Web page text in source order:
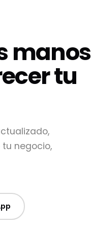
manos
tu
tu negocio,